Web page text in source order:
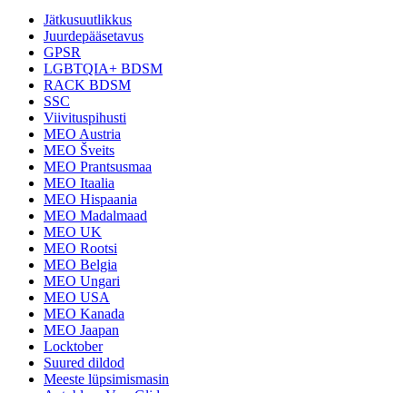
Jätkusuutlikkus
Juurdepääsetavus
GPSR
LGBTQIA+ BDSM
RACK BDSM
SSC
Viivituspihusti
MEO Austria
MEO Šveits
MEO Prantsusmaa
MEO Itaalia
MEO Hispaania
MEO Madalmaad
MEO UK
MEO Rootsi
MEO Belgia
MEO Ungari
MEO USA
MEO Kanada
MEO Jaapan
Locktober
Suured dildod
Meeste lüpsimismasin